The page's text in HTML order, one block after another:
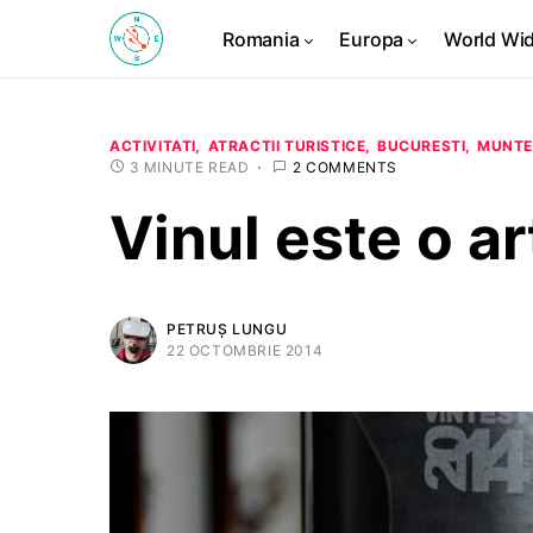
Romania Europa World
ACTIVITATI ATRACTII TURISTICE BUCURESTI
3 MINUTE READ
2 COMMENTS
Vinul este o
PETRUȘ LUNGU
22 OCTOMBRIE 2014